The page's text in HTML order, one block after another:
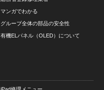
マンガでわかる
グループ全体の部品の安全性
有機ELパネル（OLED）について